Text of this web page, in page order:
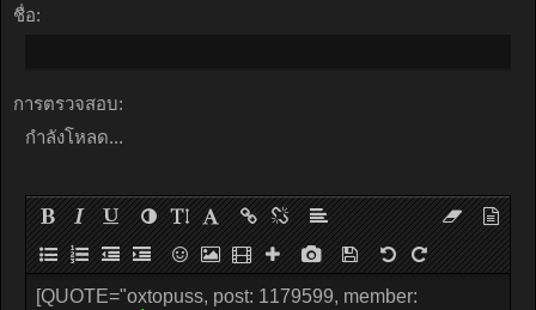
ชื่อ:
การตรวจสอบ:
กำลังโหลด...